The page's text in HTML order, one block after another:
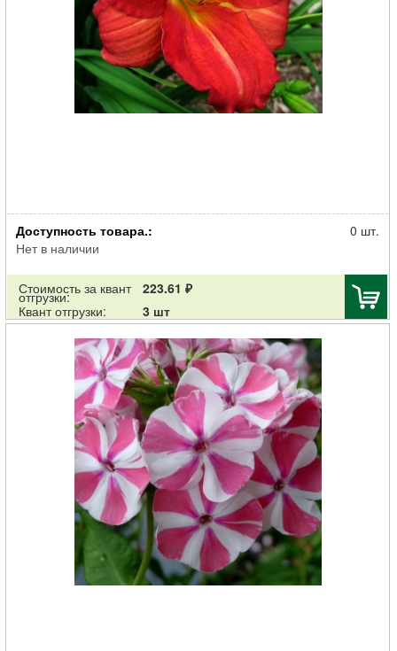
Корневище НВМ Лилейник Рэд (II) 1шт
Доступность товара.:
Нет в наличии
0 шт.
Стоимость за квант
отгрузки:
223.61 ₽
Квант отгрузки:
3 шт